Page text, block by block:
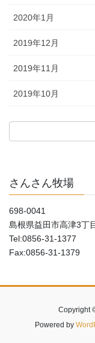
2020年1月
2019年12月
2019年11月
2019年10月
さんさん牧場
698-0041
島根県益田市高津3丁
Tel:0856-31-1377
Fax:0856-31-1379
Copyright
Powered by